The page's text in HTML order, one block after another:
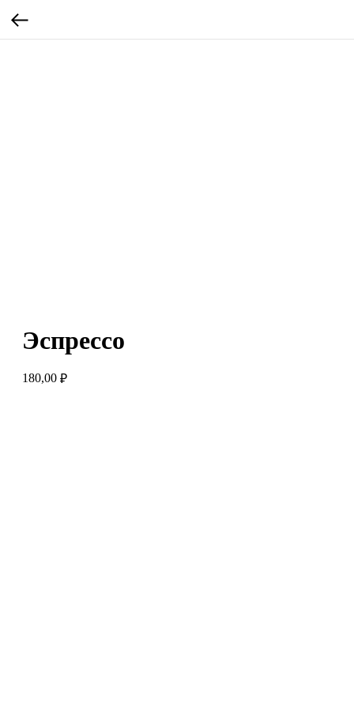
Эспрессо
180,00 ₽